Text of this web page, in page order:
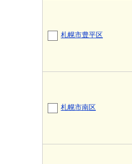
札幌市豊平区
札幌市南区